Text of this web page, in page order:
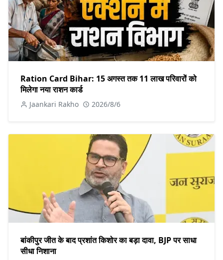
Ration Card Bihar: 15 अगस्त तक 11 लाख परिवारों को
मिलेगा नया राशन कार्ड
Jaankari Rakho 2026/8/6
बांकीपुर जीत के बाद प्रशांत किशोर का बड़ा दावा, BJP पर साधा
सीधा निशाना